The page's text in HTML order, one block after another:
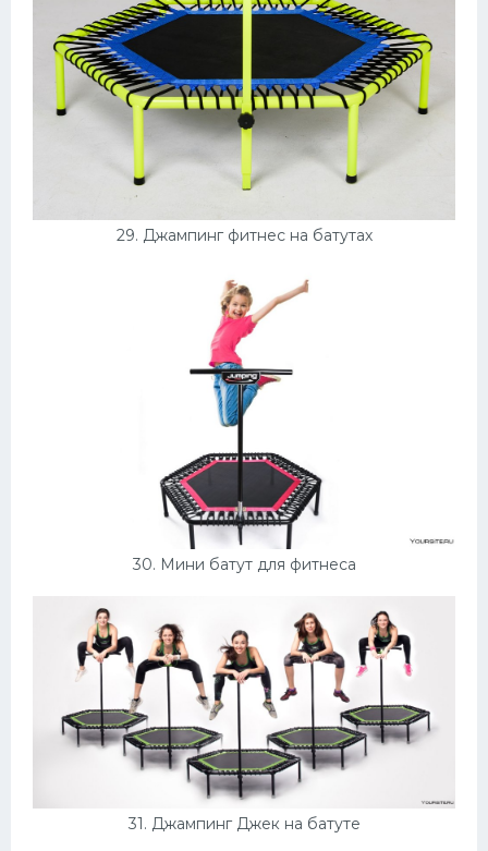
29. Джампинг фитнес на батутах
30. Мини батут для фитнеса
31. Джампинг Джек на батуте